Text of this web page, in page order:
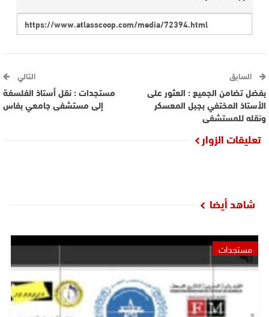
السابق
بفضل تضامن الجميع : العثور على
الأستاذ المختفي بجبل المعسكر
ونقله للمستشفى
التالي
مستجدات : نقل أستاذ الفلسفة
إلى مستشفى جامعي بفاس
تعليقات الزوار
شاهد أيضا
مستجدات